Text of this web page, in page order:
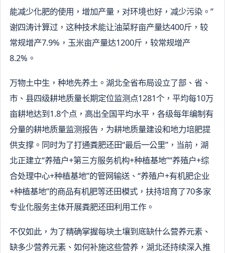
能减少化肥的使用，增加产量，对环境也好，减少污染。”
谢四涛计算过，这种技术能让油菜籽亩产量达400斤，较
常规增产7.9%，玉米亩产量达1200斤，较常规增产
8.2%。
万物土中生，种地先养土。湖北全省布局设立了部、省、
市、县四级耕地质量长期定位监测点1281个，平均每10万
亩耕地达到1.8个点，高出全国平均水平，各级每年编制有
分量的耕地质量监测报告，为耕地质量建设和地力培肥提
供支撑。同时为了打通粪肥还田“最后一公里”，当前，湖
北正建立“养殖户+第三方服务机构+种植基地”“养殖户+综
合处理中心+种植基地”的管网输送、“养殖户+有机肥企业
+种植基地”的商品有机肥等还田模式，扶持培育了70多家
专业化服务主体开展粪肥还田利用工作。
不仅如此，为了精确掌握每块土壤到底缺什么营养元素、
缺多少营养元素、如何补施这些营养，湖北还持续深入推